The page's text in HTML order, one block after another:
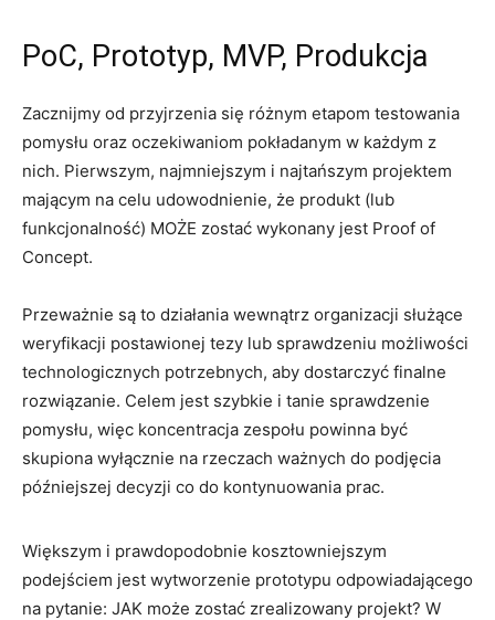
PoC, Prototyp, MVP, Produkcja
Zacznijmy od przyjrzenia się różnym etapom testowania
pomysłu oraz oczekiwaniom pokładanym w każdym z
nich. Pierwszym, najmniejszym i najtańszym projektem
mającym na celu udowodnienie, że produkt (lub
funkcjonalność) MOŻE zostać wykonany jest Proof of
Concept.
Przeważnie są to działania wewnątrz organizacji służące
weryfikacji postawionej tezy lub sprawdzeniu możliwości
technologicznych potrzebnych, aby dostarczyć finalne
rozwiązanie. Celem jest szybkie i tanie sprawdzenie
pomysłu, więc koncentracja zespołu powinna być
skupiona wyłącznie na rzeczach ważnych do podjęcia
późniejszej decyzji co do kontynuowania prac.
Większym i prawdopodobnie kosztowniejszym
podejściem jest wytworzenie prototypu odpowiadającego
na pytanie: JAK może zostać zrealizowany projekt? W